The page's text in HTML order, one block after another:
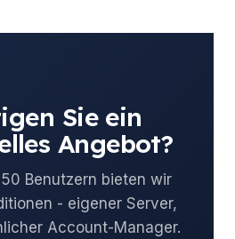
Sie ein
Angebot?
Benutzern bieten wir
- eigener Server,
Account-Manager.